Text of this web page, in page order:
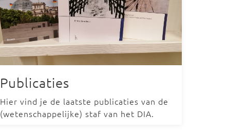
Publicaties
Hier vind je de laatste publicaties van de
(wetenschappelijke) staf van het DIA.